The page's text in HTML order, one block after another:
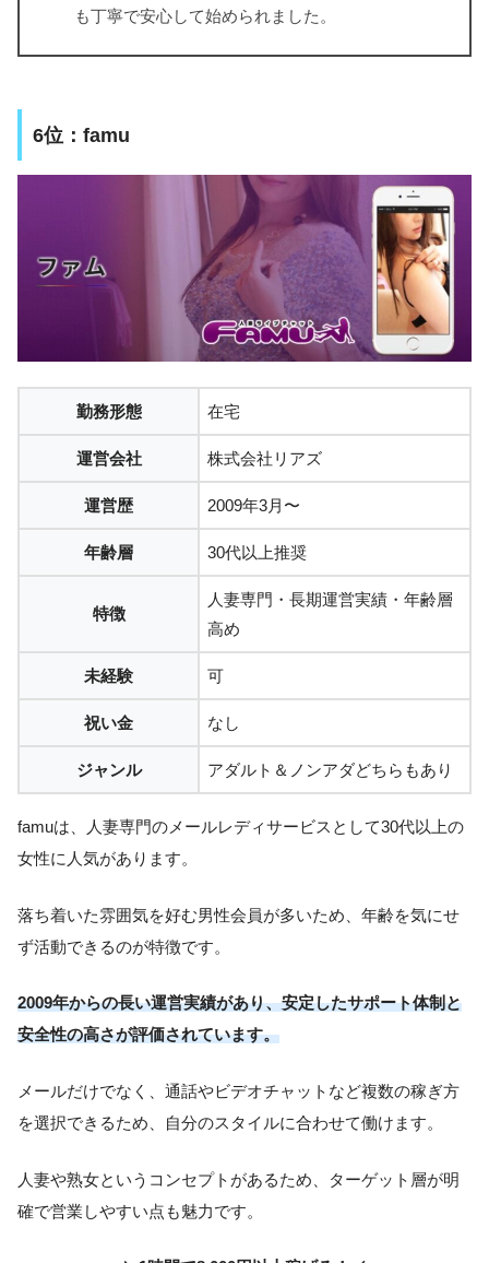
も丁寧で安心して始められました。
6位：famu
勤務形態 在宅
運営会社 株式会社リアズ
運営歴 2009年3月〜
年齢層 30代以上推奨
特徴
人妻専門・長期運営実績・年齢層
高め
未経験 可
祝い金 なし
ジャンル アダルト＆ノンアダどちらもあり
famuは、人妻専門のメールレディサービスとして30代以上の
女性に人気があります。
落ち着いた雰囲気を好む男性会員が多いため、年齢を気にせ
ず活動できるのが特徴です。
2009年からの長い運営実績があり、安定したサポート体制と
安全性の高さが評価されています。
メールだけでなく、通話やビデオチャットなど複数の稼ぎ方
を選択できるため、自分のスタイルに合わせて働けます。
人妻や熟女というコンセプトがあるため、ターゲット層が明
確で営業しやすい点も魅力です。